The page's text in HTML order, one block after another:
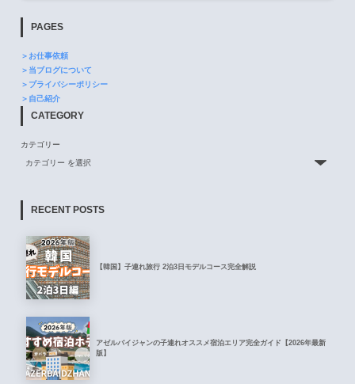
PAGES
＞お仕事依頼
＞当ブログについて
＞プライバシーポリシー
＞自己紹介
CATEGORY
カテゴリー
RECENT POSTS
【韓国】子連れ旅行 2泊3日モデルコース完全解説
アゼルバイジャンの子連れオススメ宿泊エリア完全ガイド【2026年最新
版】